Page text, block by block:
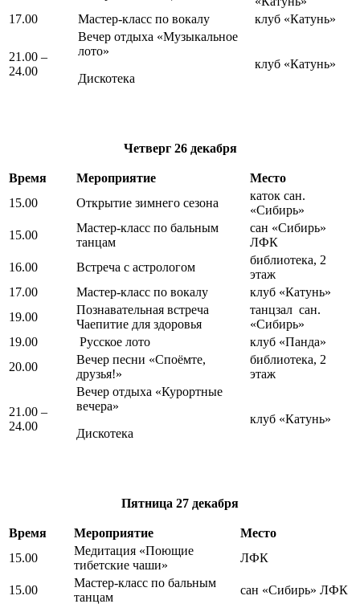
17.00
Мастер-класс по вокалу клуб «Катунь»
21.00 –
24.00
Вечер отдыха «Музыкальное
лото»
Дискотека
клуб «Катунь»
Четверг 26 декабря
Время Мероприятие
Место
15.00
Открытие зимнего сезона
каток сан.
«Сибирь»
15.00
Мастер-класс по бальным
танцам
сан «Сибирь»
ЛФК
16.00
Встреча с астрологом
библиотека, 2
этаж
17.00
Мастер-класс по вокалу
клуб «Катунь»
19.00
Познавательная встреча
Чаепитие для здоровья
танцзал сан.
«Сибирь»
19.00
Русское лото
клуб «Панда»
20.00
Вечер песни «Споёмте,
друзья!»
библиотека, 2
этаж
21.00 –
24.00
Вечер отдыха «Курортные
вечера»
Дискотека
клуб «Катунь»
Пятница 27 декабря
Время Мероприятие
Место
15.00
Медитация «Поющие
тибетские чаши»
ЛФК
15.00
Мастер-класс по бальным
танцам
сан «Сибирь» ЛФК